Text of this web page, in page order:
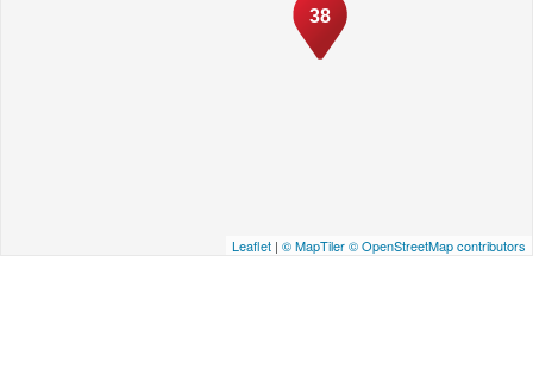
38
Leaflet | © MapTiler© OpenStreetMap contributors